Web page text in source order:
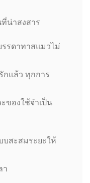
น่าสงสาร
รรดาทาสแมวไม่
กแล้ว ทุกการ
ของใช้จำเป็น
บสะสมระยะให้
า